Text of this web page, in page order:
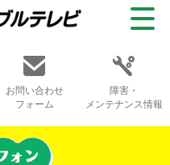
お問い合わせ
フォーム
障害・
メンテナンス情報